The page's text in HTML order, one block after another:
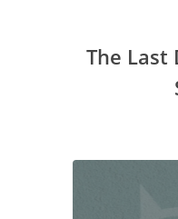
The Last